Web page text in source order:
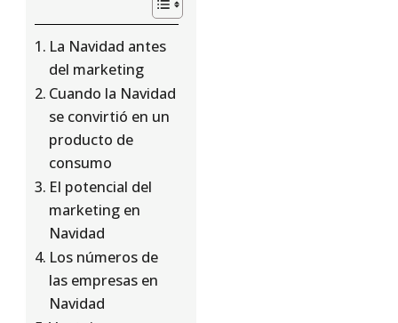
La Navidad antes
del marketing
Cuando la Navidad
se convirtió en un
producto de
consumo
El potencial del
marketing en
Navidad
Los números de
las empresas en
Navidad